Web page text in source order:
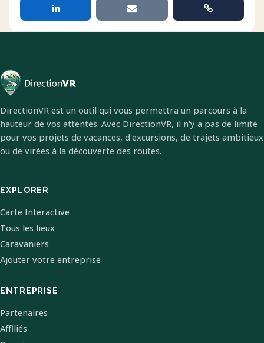
DirectionVR est un outil qui vous permettra un parcours à la
hauteur de vos attentes. Avec DirectionVR, il n'y a pas de limite
pour vos projets de vacances, d'excursions, de trajets ambitieux
ou de virées à la découverte des routes.
EXPLORER
Carte Interactive
Tous les lieux
Caravaniers
Ajouter votre entreprise
ENTREPRISE
Partenaires
Affiliés